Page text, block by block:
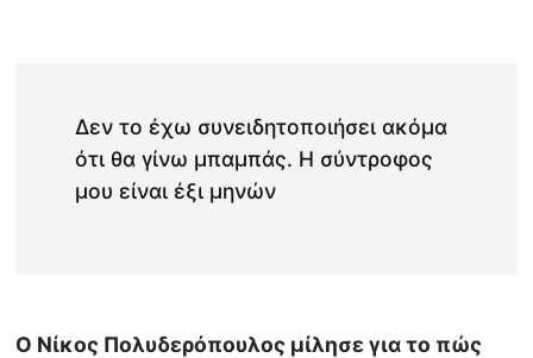
Δεν το έχω συνειδητοποιήσει ακόμα
ότι θα γίνω μπαμπάς. Η σύντροφος
μου είναι έξι μηνών
Ο Νίκος Πολυδερόπουλος μίλησε για το πώς